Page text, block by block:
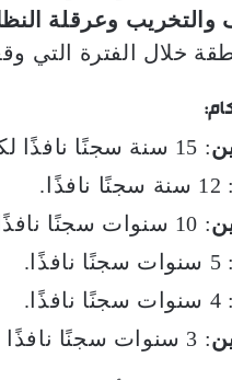
والتخريب وعرقلة
خلال الفترة التي
: 15 سنة سجنًا نافذًا لكل واحد.
: 12 سنة سجنًا نافذًا.
: 10 سنوات سجنًا نافذًا لكل واحد.
: 5 سنوات سجنًا نافذًا.
: 4 سنوات سجنًا نافذًا.
: 3 سنوات سجنًا نافذًا لكل واحد.